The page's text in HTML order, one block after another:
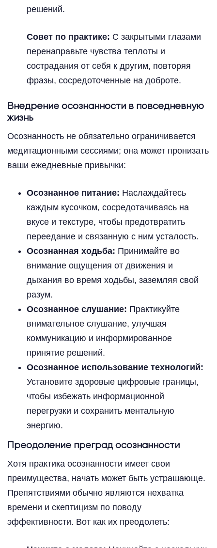
решений.
Совет по практике: С закрытыми глазами
перенаправьте чувства теплоты и
сострадания от себя к другим, повторяя
фразы, сосредоточенные на доброте.
Внедрение осознанности в повседневную
жизнь
Осознанность не обязательно ограничивается
медитационными сессиями; она может пронизать
ваши ежедневные привычки:
Осознанное питание: Наслаждайтесь
каждым кусочком, сосредотачиваясь на
вкусе и текстуре, чтобы предотвратить
переедание и связанную с ним усталость.
Осознанная ходьба: Принимайте во
внимание ощущения от движения и
дыхания во время ходьбы, заземляя свой
разум.
Осознанное слушание: Практикуйте
внимательное слушание, улучшая
коммуникацию и информированное
принятие решений.
Осознанное использование технологий:
Установите здоровые цифровые границы,
чтобы избежать информационной
перегрузки и сохранить ментальную
энергию.
Преодоление преград осознанности
Хотя практика осознанности имеет свои
преимущества, начать может быть устрашающе.
Препятствиями обычно являются нехватка
времени и скептицизм по поводу
эффективности. Вот как их преодолеть: